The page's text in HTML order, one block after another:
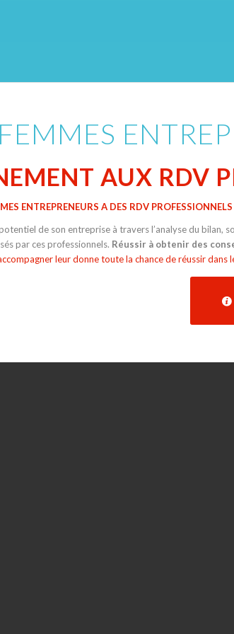
AUX RDV
ENTREPRENEURS A DES RDV
de son entreprise à travers l’analyse du bilan,
par ces professionnels. Réussir à obtenir des
leur donne toute la chance de réussir dans